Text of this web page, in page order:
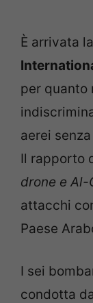
È arrivata
per quanto
aerei
Il rapporto
drone e Al-
attacchi
Paese
I sei
condotta